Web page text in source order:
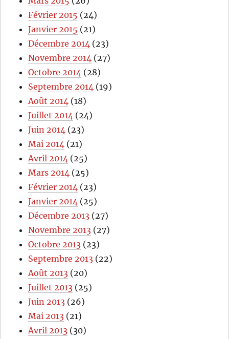
Février 2015 (24)
Janvier 2015 (21)
Décembre 2014 (23)
Novembre 2014 (27)
Octobre 2014 (28)
Septembre 2014 (19)
Août 2014 (18)
Juillet 2014 (24)
Juin 2014 (23)
Mai 2014 (21)
Avril 2014 (25)
Mars 2014 (25)
Février 2014 (23)
Janvier 2014 (25)
Décembre 2013 (27)
Novembre 2013 (27)
Octobre 2013 (23)
Septembre 2013 (22)
Août 2013 (20)
Juillet 2013 (25)
Juin 2013 (26)
Mai 2013 (21)
Avril 2013 (30)